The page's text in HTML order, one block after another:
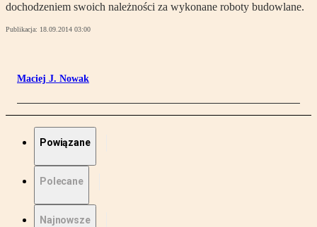
dochodzeniem swoich należności za wykonane roboty budowlane.
Publikacja: 18.09.2014 03:00
Maciej J. Nowak
Powiązane
Polecane
Najnowsze